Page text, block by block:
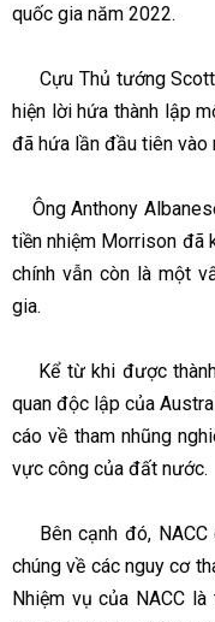
quốc gia năm 2022.
Cựu Thủ tướng Scott
hiện lời hứa thành lập
đã hứa lần đầu tiên vào
Ông Anthony
tiền nhiệm Morrison đã
chính vẫn còn là một
gia.
Kể từ khi được
quan độc lập của
cáo về tham nhũng
vực công của đất nước.
Bên cạnh đó, NACC
chúng về các nguy cơ
Nhiệm vụ của NACC